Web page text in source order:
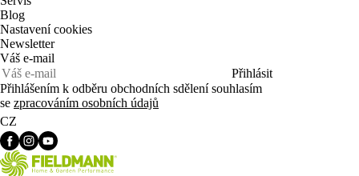
Blog
Nastavení cookies
Newsletter
Váš e-mail
Přihlásit
Přihlášením k odběru obchodních sdělení souhlasím
se zpracováním osobních údajů
CZ